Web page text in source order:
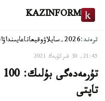
KAZINFORM
ترەند:2026-سايلاۋ وقيعاتاعايىنداۋ
21:45, 30 قىركۇيەك 2021
تاپتى